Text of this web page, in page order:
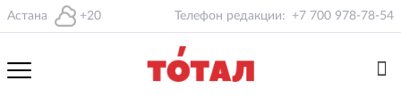
Астана +20 Телефон редакции: +7 700 978-78-54